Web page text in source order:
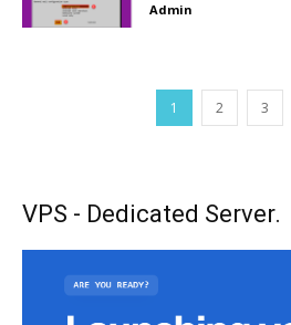
Admin
1 2 3
VPS - Dedicated Server.